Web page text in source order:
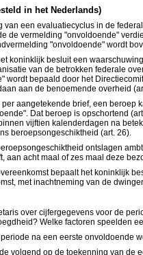
in het Nederlands)
een evaluatiecyclus in de
de vermelding "onvoldoende"
"onvoldoende" wordt
koninklijk besluit een
van de betrokken federale
wordt bepaald door het
aan de benoemende overheid
aangetekende brief, een
Dat beroep is opschortend
vijftien kalenderdagen na
beroepsongeschiktheid (art. 26).
ontslagen
aan acht maal of zes maal deze
bepaalt het koninklijk
met inachtneming van de
over cijfergegevens voor de
Welke factoren speelden
na een eerste onvoldoende
volgend op de toekenning van